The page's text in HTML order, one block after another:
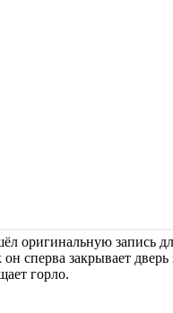
оригинальную запись
сперва закрывает дверь
горло.